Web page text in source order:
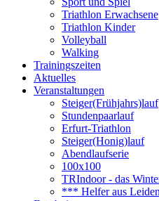
Triathlon Erwachsene
Triathlon Kinder
Volleyball
Walking
Trainingszeiten
Aktuelles
Veranstaltungen
Steiger(Frühjahrs)lauf
Stundenpaarlauf
Erfurt-Triathlon
Steiger(Honig)lauf
Abendlaufserie
100x100
TRIndoor - das
*** Helfer aus